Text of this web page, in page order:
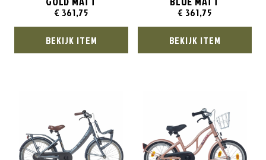
€ 361,75
BEKIJK ITEM
€ 361,75
BEKIJK ITEM